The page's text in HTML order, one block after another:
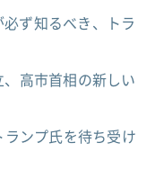
ず知るべき、トラ
、高市首相の新しい
ンプ氏を待ち受け